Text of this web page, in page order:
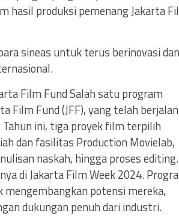
hasil produksi pemenang Jakarta
sineas untuk terus berinovasi dan
Film Fund Salah satu program
Film Fund (JFF), yang telah berjalan
ini, tiga proyek film terpilih
dan fasilitas Production Movielab,
naskah, hingga proses editing.
di Jakarta Film Week 2024.
potensi mereka,
dukungan penuh dari industri.